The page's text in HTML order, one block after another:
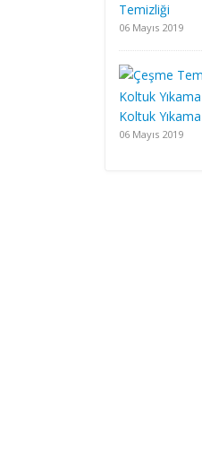
Temizliği
06 Mayıs 2019
Koltuk Yıkama
06 Mayıs 2019